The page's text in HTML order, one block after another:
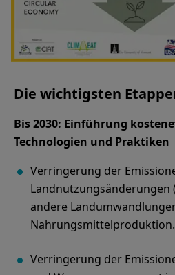
Die wichtigsten
Bis 2030: Einführung
Technologien und Praktiken
Verringerung der
Landnutzungsänderungen
andere
Nahrungsmittelproduktion.
Verringerung der